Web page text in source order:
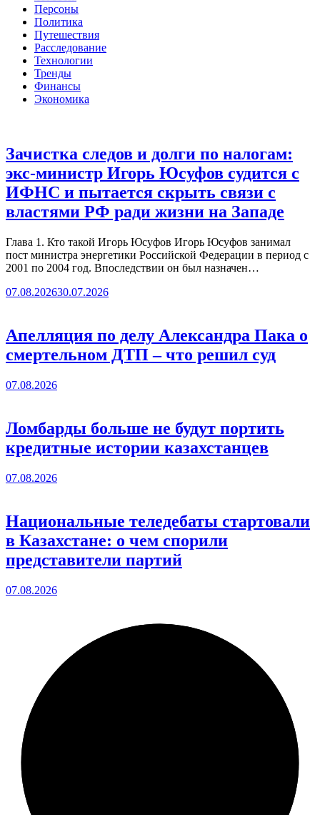
Персоны
Политика
Путешествия
Расследование
Технологии
Тренды
Финансы
Экономика
Зачистка следов и долги по налогам:
экс-министр Игорь Юсуфов судится с
ИФНС и пытается скрыть связи с
властями РФ ради жизни на Западе
Глава 1. Кто такой Игорь Юсуфов Игорь Юсуфов занимал
пост министра энергетики Российской Федерации в период с
2001 по 2004 год. Впоследствии он был назначен…
07.08.202630.07.2026
Апелляция по делу Александра Пака о
смертельном ДТП – что решил суд
07.08.2026
Ломбарды больше не будут портить
кредитные истории казахстанцев
07.08.2026
Национальные теледебаты стартовали
в Казахстане: о чем спорили
представители партий
07.08.2026